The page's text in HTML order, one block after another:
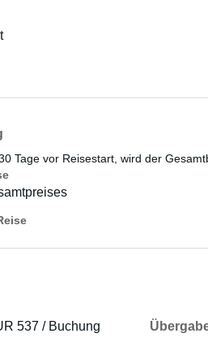
Tage vor Reisestart, wird der
537 / Buchung